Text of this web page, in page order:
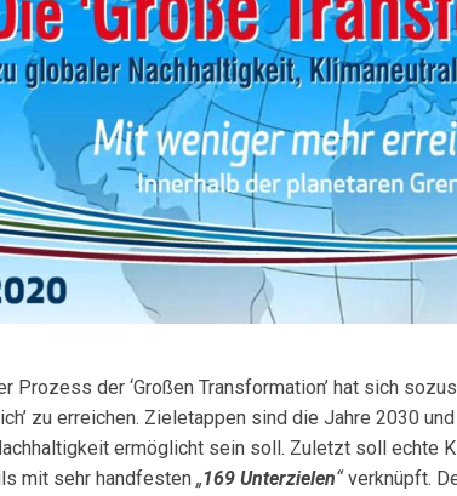
Prozess der ‘Großen Transformation’ hat sich
zu erreichen. Zieletappen sind die Jahre 2030
ermöglicht sein soll. Zuletzt soll echte
mit sehr handfesten „169 Unterzielen“verknüpft.